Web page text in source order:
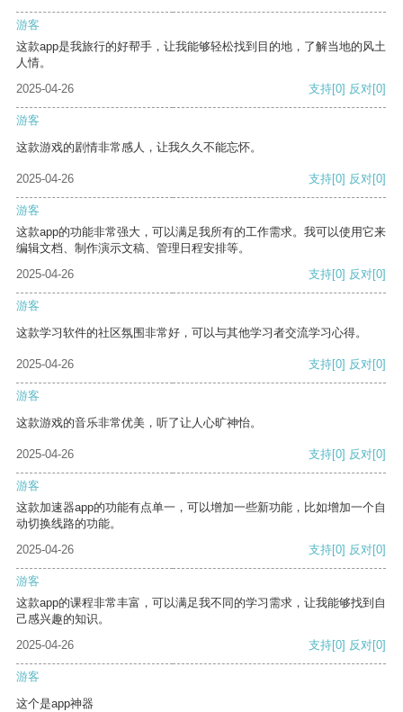
游客
这款app是我旅行的好帮手，让我能够轻松找到目的地，了解当地的风土
人情。
2025-04-26
支持[0] 反对[0]
游客
这款游戏的剧情非常感人，让我久久不能忘怀。
2025-04-26 支持[0] 反对[0]
游客
这款app的功能非常强大，可以满足我所有的工作需求。我可以使用它来
编辑文档、制作演示文稿、管理日程安排等。
2025-04-26
支持[0] 反对[0]
游客
这款学习软件的社区氛围非常好，可以与其他学习者交流学习心得。
2025-04-26 支持[0] 反对[0]
游客
这款游戏的音乐非常优美，听了让人心旷神怡。
2025-04-26 支持[0] 反对[0]
游客
这款加速器app的功能有点单一，可以增加一些新功能，比如增加一个自
动切换线路的功能。
2025-04-26
支持[0] 反对[0]
游客
这款app的课程非常丰富，可以满足我不同的学习需求，让我能够找到自
己感兴趣的知识。
2025-04-26
支持[0] 反对[0]
游客
这个是app神器